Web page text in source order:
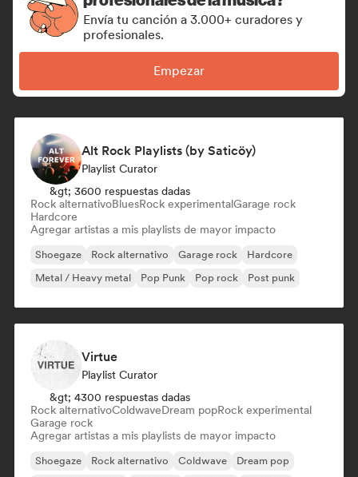
Envía tu canción a 3.000+ curadores y
profesionales.
Empezar
Alt Rock Playlists (by Saticöy)
Playlist Curator
&gt; 3600 respuestas dadas
Rock alternativoBluesRock experimentalGarage rock
Hardcore
Agregar artistas a mis playlists de mayor impacto
Shoegaze Rock alternativo Garage rock
Hardcore
Metal / Heavy metal
Pop Punk Pop rock Post punk
Virtue
Playlist Curator
&gt; 4300 respuestas dadas
Rock alternativoColdwaveDream popRock experimental
Garage rock
Agregar artistas a mis playlists de mayor impacto
Shoegaze Rock alternativo Coldwave
Dream pop